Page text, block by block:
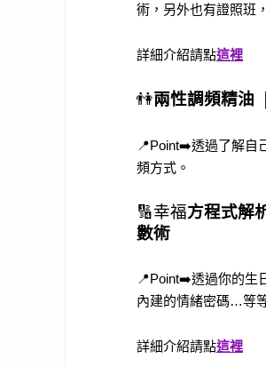
術，另外也有證照班
詳細介紹請點這裡
👫兩性調頻精油
📍Point➡️透過了解自
頻方式。
🔢幸福方程式解
數術
📍Point➡️透過你的生
內建的情緒密碼…等
詳細介紹請點這裡